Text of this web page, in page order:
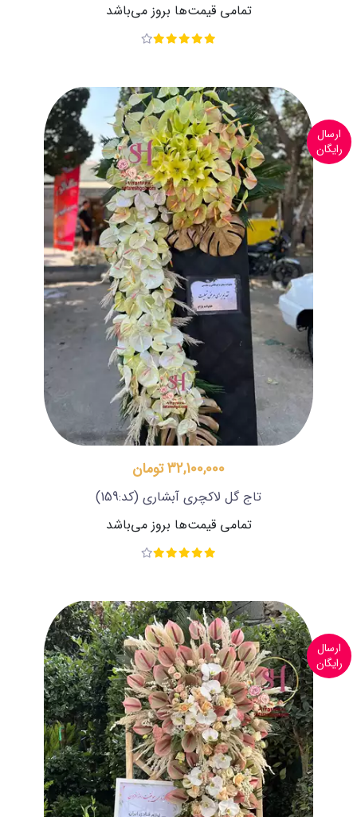
تمامی قیمت‌ها بروز می‌باشد
ارسال
رایگان
32,100,000 تومان
تاج گل لاکچری آبشاری (کد:159)
تمامی قیمت‌ها بروز می‌باشد
ارسال
رایگان